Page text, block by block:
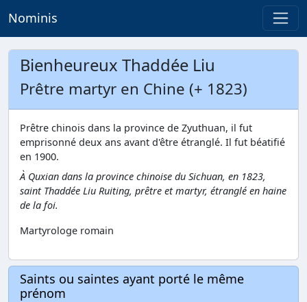
Nominis
Bienheureux Thaddée Liu
Prêtre martyr en Chine (+ 1823)
Prêtre chinois dans la province de Zyuthuan, il fut
emprisonné deux ans avant d'être étranglé. Il fut béatifié
en 1900.
À Quxian dans la province chinoise du Sichuan, en 1823,
saint Thaddée Liu Ruiting, prêtre et martyr, étranglé en haine
de la foi.
Martyrologe romain
Saints ou saintes ayant porté le même
prénom